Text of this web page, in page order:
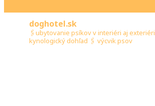
doghotel.sk
🖇️ubytovanie psíkov v interiéri aj exteriéri
kynologický dohľad 🖇️ výcvik psov